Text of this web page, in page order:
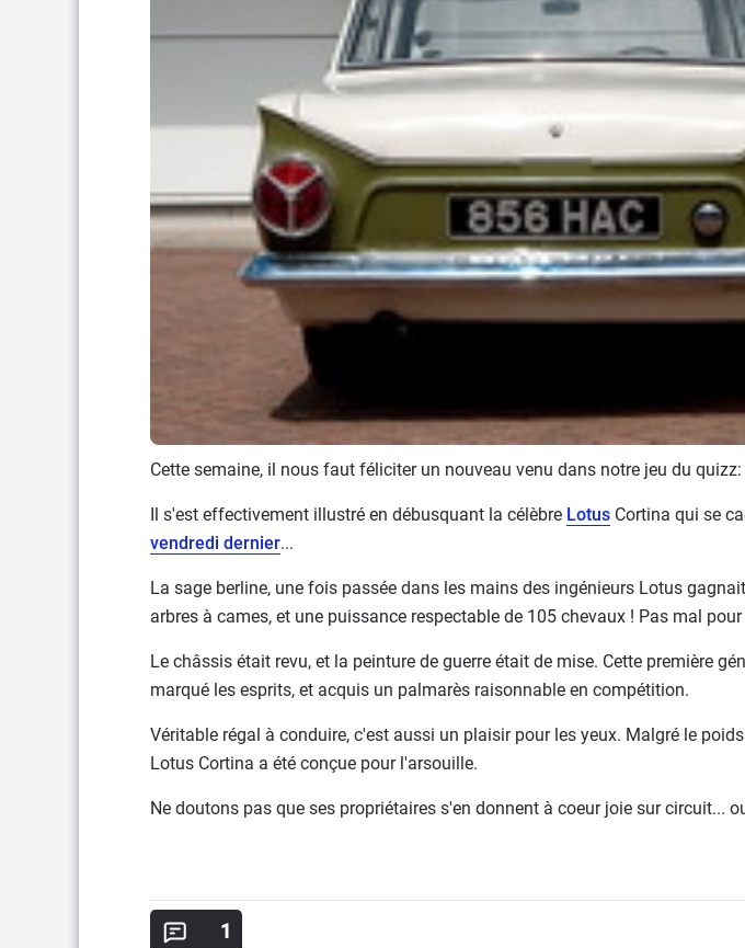
Cette semaine, il nous faut féliciter un nouveau venu dans notre jeu du quizz:
Il s'est effectivement illustré en débusquant la célèbre Lotus Cortina qui se
vendredi dernier...
La sage berline, une fois passée dans les mains des ingénieurs Lotus
arbres à cames, et une puissance respectable de 105 chevaux ! Pas mal
Le châssis était revu, et la peinture de guerre était de mise. Cette première
marqué les esprits, et acquis un palmarès raisonnable en compétition.
Véritable régal à conduire, c'est aussi un plaisir pour les yeux. Malgré le
Lotus Cortina a été conçue pour l'arsouille.
Ne doutons pas que ses propriétaires s'en donnent à coeur joie sur circuit...
1